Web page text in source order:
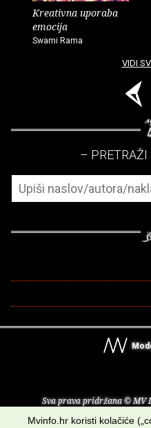
Kreativna uporaba
emocija
Swami Rama
VIDI
–
Sva prava pridržana © MV
Mvinfo.hr koristi kolačiće